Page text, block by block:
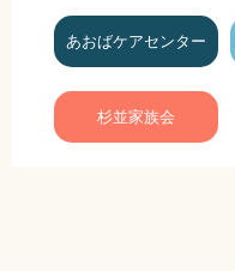
あおばケアセンター
杉並家族会